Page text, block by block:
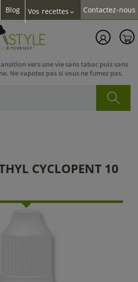
Blog Vos recettes expand_more Contactez-nous
vers une vie sans tabac puis sans
Ne vapotez pas si vous ne fumez pas.
CYCLOPENT 10